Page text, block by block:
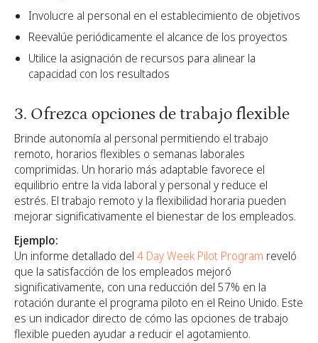
Involucre al personal en el establecimiento de objetivos
Reevalúe periódicamente el alcance de los proyectos
Utilice la asignación de recursos para alinear la
capacidad con los resultados
3. Ofrezca opciones de trabajo flexible
Brinde autonomía al personal permitiendo el trabajo
remoto, horarios flexibles o semanas laborales
comprimidas. Un horario más adaptable favorece el
equilibrio entre la vida laboral y personal y reduce el
estrés. El trabajo remoto y la flexibilidad horaria pueden
mejorar significativamente el bienestar de los empleados.
Ejemplo:
Un informe detallado del 4 Day Week Pilot Program reveló
que la satisfacción de los empleados mejoró
significativamente, con una reducción del 57% en la
rotación durante el programa piloto en el Reino Unido. Este
es un indicador directo de cómo las opciones de trabajo
flexible pueden ayudar a reducir el agotamiento.